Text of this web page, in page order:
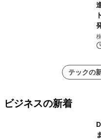
テックの
ビジネスの新着